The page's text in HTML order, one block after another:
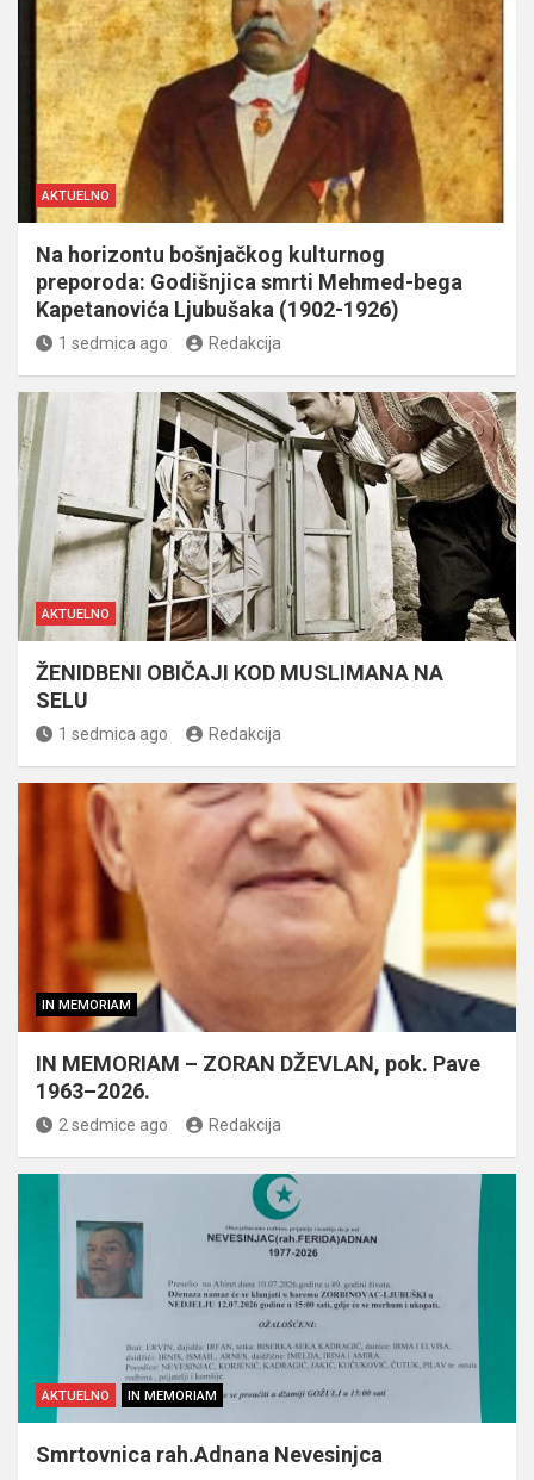
AKTUELNO
Na horizontu bošnjačkog kulturnog
preporoda: Godišnjica smrti Mehmed-bega
Kapetanovića Ljubušaka (1902-1926)
1 sedmica ago Redakcija
AKTUELNO
ŽENIDBENI OBIČAJI KOD MUSLIMANA NA
SELU
1 sedmica ago Redakcija
IN MEMORIAM
IN MEMORIAM – ZORAN DŽEVLAN, pok. Pave
1963–2026.
2 sedmice ago Redakcija
AKTUELNO IN MEMORIAM
Smrtovnica rah.Adnana Nevesinjca